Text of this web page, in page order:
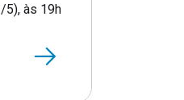
5), às 19h